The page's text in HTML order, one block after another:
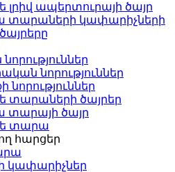
լրիվ ապերտուրայի ծայր
տարաների կափարիչների
նորություններ
տարաների ծայրեր
տարայի ծայր
տարա
հարցեր
կափարիչներ